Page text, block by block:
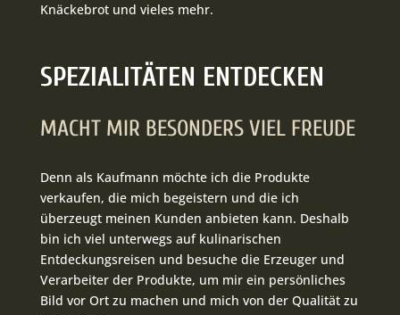
Knäckebrot und vieles mehr.
SPEZIALITÄTEN ENTDECKEN
MACHT MIR BESONDERS VIEL FREUDE
Denn als Kaufmann möchte ich die Produkte
verkaufen, die mich begeistern und die ich
überzeugt meinen Kunden anbieten kann. Deshalb
bin ich viel unterwegs auf kulinarischen
Entdeckungsreisen und besuche die Erzeuger und
Verarbeiter der Produkte, um mir ein persönliches
Bild vor Ort zu machen und mich von der Qualität zu